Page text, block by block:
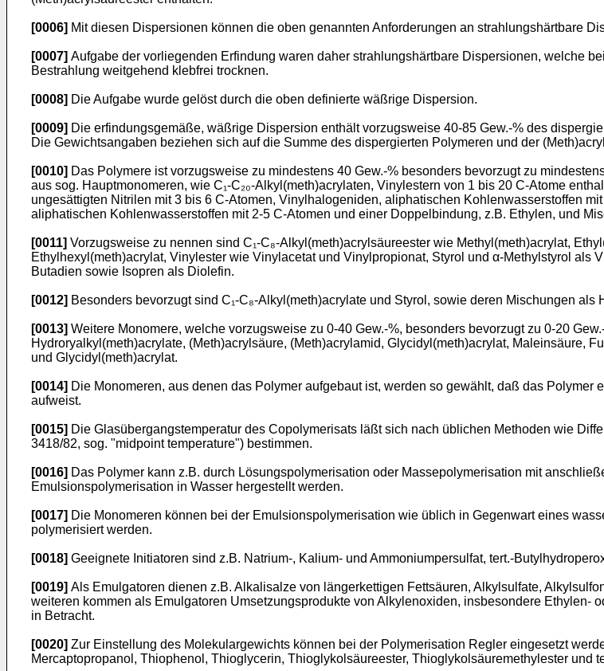
[0006] Mit diesen Dispersionen können die oben genannten Anforderungen an strahlungshärtbare
[0007] Aufgabe der vorliegenden Erfindung waren daher strahlungshärtbare Dispersionen, welche
Bestrahlung weitgehend klebfrei trocknen.
[0008] Die Aufgabe wurde gelöst durch die oben definierte wäßrige Dispersion.
[0009] Die erfindungsgemäße, wäßrige Dispersion enthält vorzugsweise 40-85 Gew.-% des
Die Gewichtsangaben beziehen sich auf die Summe des dispergierten Polymeren und der
[0010] Das Polymere ist vorzugsweise zu mindestens 40 Gew.-% besonders bevorzugt zu
aus sog. Hauptmonomeren, wie C₁-C₂₀-Alkyl(meth)acrylaten, Vinylestern von 1 bis 20 C-Atome
ungesättigten Nitrilen mit 3 bis 6 C-Atomen, Vinylhalogeniden, aliphatischen Kohlenwasserstoffen
aliphatischen Kohlenwasserstoffen mit 2-5 C-Atomen und einer Doppelbindung, z.B. Ethylen, und
[0011] Vorzugsweise zu nennen sind C₁-C₈-Alkyl(meth)acrylsäureester wie Methyl(meth)acrylat,
Ethylhexyl(meth)acrylat, Vinylester wie Vinylacetat und Vinylpropionat, Styrol und α-Methylstyrol
Butadien sowie Isopren als Diolefin.
[0012] Besonders bevorzugt sind C₁-C₈-Alkyl(meth)acrylate und Styrol, sowie deren Mischungen als
[0013] Weitere Monomere, welche vorzugsweise zu 0-40 Gew.-%, besonders bevorzugt zu 0-20
Hydroryalkyl(meth)acrylate, (Meth)acrylsäure, (Meth)acrylamid, Glycidyl(meth)acrylat, Maleinsäure,
und Glycidyl(meth)acrylat.
[0014] Die Monomeren, aus denen das Polymer aufgebaut ist, werden so gewählt, daß das
aufweist.
[0015] Die Glasübergangstemperatur des Copolymerisats läßt sich nach üblichen Methoden wie
3418/82, sog. "midpoint temperature") bestimmen.
[0016] Das Polymer kann z.B. durch Lösungspolymerisation oder Massepolymerisation mit
Emulsionspolymerisation in Wasser hergestellt werden.
[0017] Die Monomeren können bei der Emulsionspolymerisation wie üblich in Gegenwart eines
polymerisiert werden.
[0018] Geeignete Initiatoren sind z.B. Natrium-, Kalium- und Ammoniumpersulfat, tert.-
[0019] Als Emulgatoren dienen z.B. Alkalisalze von längerkettigen Fettsäuren, Alkylsulfate,
weiteren kommen als Emulgatoren Umsetzungsprodukte von Alkylenoxiden, insbesondere Ethylen-
in Betracht.
[0020] Zur Einstellung des Molekulargewichts können bei der Polymerisation Regler eingesetzt
Mercaptopropanol, Thiophenol, Thioglycerin, Thioglykolsäureester, Thioglykolsäuremethylester und